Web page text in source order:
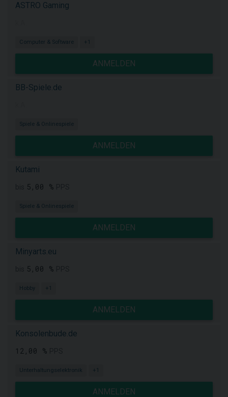
ASTRO Gaming
Computer & Software +1
ANMELDEN
BB-Spiele.de
Spiele & Onlinespiele
ANMELDEN
Kutami
5,00 %
Spiele & Onlinespiele
ANMELDEN
Minyarts.eu
5,00 %
Hobby +1
ANMELDEN
Konsolenbude.de
12,00 %
Unterhaltungselektronik +1
ANMELDEN